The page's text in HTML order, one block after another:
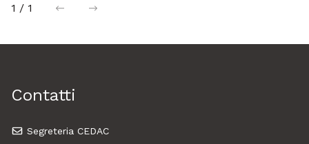
1 / 1 precedentesuccessiva
Contatti
Segreteria CEDAC